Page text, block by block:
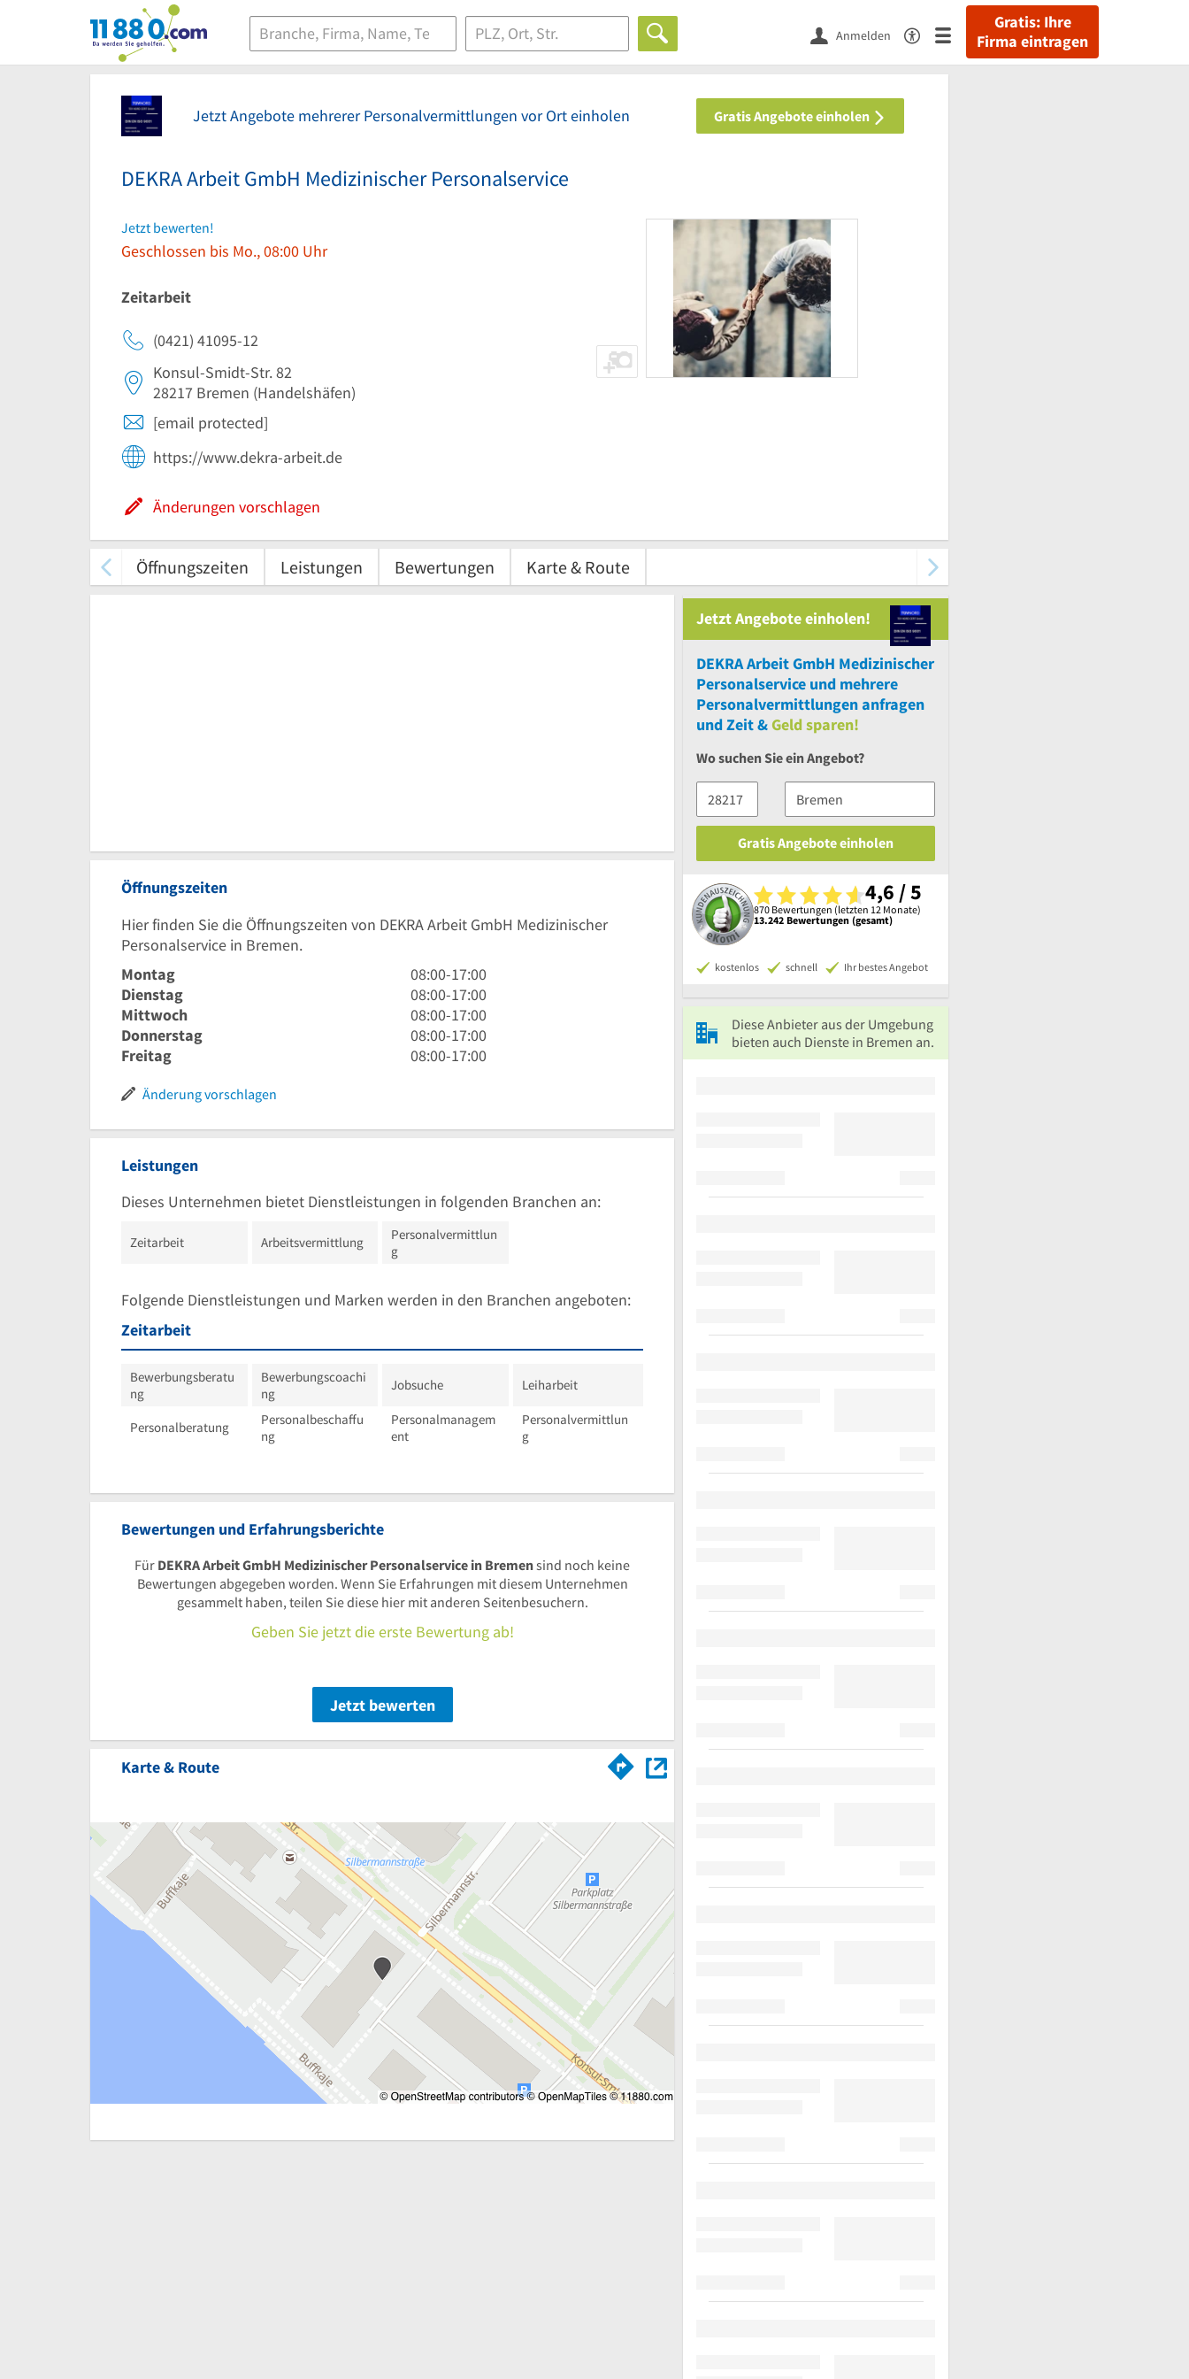
11880.com
Gratis: Ihre
Firma eintragen
Anmelden
Jetzt Angebote mehrerer Personalvermittlungen vor Ort einholen Gratis Angebote einholen
DEKRA Arbeit GmbH Medizinischer Personalservice
Jetzt bewerten!
Geschlossen bis Mo., 08:00 Uhr
Zeitarbeit
(0421) 41095-12
Konsul-Smidt-Str. 82
28217 Bremen (Handelshäfen)
[email protected]
https://www.dekra-arbeit.de
Änderungen vorschlagen
Öffnungszeiten Leistungen Bewertungen Karte & Route
Öffnungszeiten
Hier finden Sie die Öffnungszeiten von DEKRA Arbeit GmbH Medizinischer
Personalservice in Bremen.
Montag
8
Uhr
bis
17
Uhr
08:00-17:00
Dienstag
8
Uhr
bis
17
08:00-17:00
Mittwoch
8
Uhr
bis
08:00-17:00
Donnerstag
8
Uhr
08:00-17:00
Freitag
8
Uhr
08:00-17:00
Änderung vorschlagen
Leistungen
Dieses Unternehmen bietet Dienstleistungen in folgenden Branchen an:
Zeitarbeit Arbeitsvermittlung
Personalvermittlun
g
Folgende Dienstleistungen und Marken werden in den Branchen angeboten:
Zeitarbeit
Bewerbungsberatu
ng
Bewerbungscoachi
ng
Jobsuche Leiharbeit
Personalberatung
Personalbeschaffu
ng
Personalmanagem
ent
Personalvermittlun
g
Bewertungen und Erfahrungsberichte
Für DEKRA Arbeit GmbH Medizinischer Personalservice in Bremensind noch keine
Bewertungen abgegeben worden. Wenn Sie Erfahrungen mit diesem Unternehmen
gesammelt haben, teilen Sie diese hier mit anderen Seitenbesuchern.
Geben Sie jetzt die erste Bewertung ab!
Jetzt bewerten
Karte & Route
Jetzt Angebote einholen!
DEKRA Arbeit GmbH Medizinischer
Personalservice und mehrere
Personalvermittlungen anfragen
und Zeit &Geld sparen!
Wo suchen Sie ein Angebot?
Gratis Angebote einholen
4,6 / 5
870 Bewertungen (letzten 12 Monate)
13.242 Bewertungen (gesamt)
kostenlos schnell Ihr bestes Angebot
Diese Anbieter aus der Umgebung
bieten auch Dienste in Bremen an.